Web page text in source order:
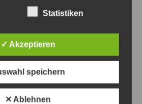
- Foto: Antonius Georg
Straßenbahn-Museum
0
Statistiken
✓ Akzeptieren
speichern
✕ Ablehnen